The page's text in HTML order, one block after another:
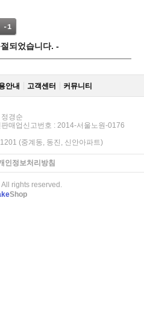
-1
되었습니다. -
안내 고객센터 커뮤니티
경순
매업신고번호 : 2014-서울노원-0176
(중계동, 동진, 신안아파트)
인정보처리방침
rights reserved.
Shop